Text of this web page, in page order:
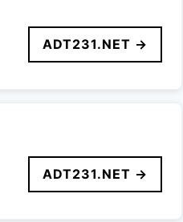
ADT231.NET →
ADT231.NET →